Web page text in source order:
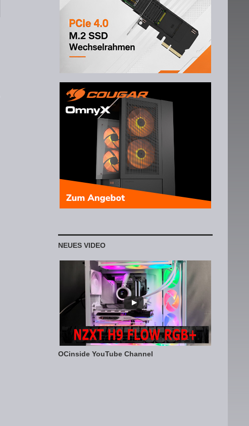
NEUES VIDEO
OCinside YouTube Channel